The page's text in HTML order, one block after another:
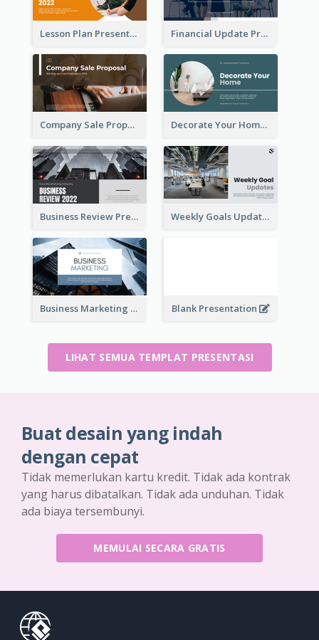
Lesson Plan Presentation Financial Update Presentation
Company Sale Proposal Decorate Your Home Presentation
Business Review Presentations Weekly Goals Updates Presentation
Business Marketing Presentation Blank Presentation
LIHAT SEMUA TEMPLAT PRESENTASI
Buat desain yang indah
dengan cepat
Tidak memerlukan kartu kredit. Tidak ada kontrak
yang harus dibatalkan. Tidak ada unduhan. Tidak
ada biaya tersembunyi.
MEMULAI SECARA GRATIS